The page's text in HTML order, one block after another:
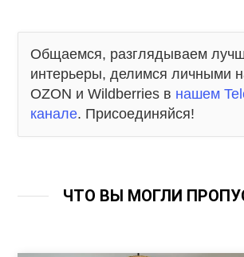
Общаемся, разглядываем
интерьеры, делимся личными
OZON и Wildberries в нашем
канале. Присоединяйся!
ЧТО ВЫ МОГЛИ